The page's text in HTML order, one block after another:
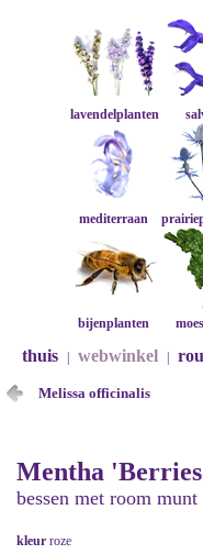
lavendelplanten
mediterraan
bijenplanten
thuis webwinkel
Melissa officinalis
Mentha
bessen met room munt
kleur roze